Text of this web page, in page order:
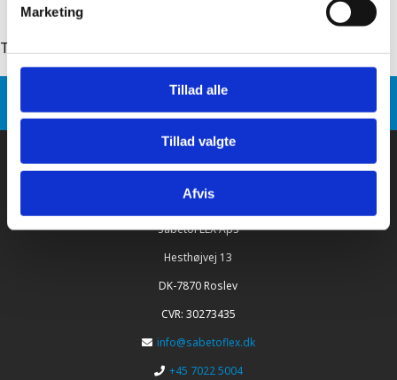
Marketing
Tillad alle
Tillad valgte
Afvis
Tilbage til: sabetoflex stål inddækning
Produkt varianter
SabetoFLEX stål inddækning Ø160 10-32°
SabetoFLEX ApS
Hesthøjvej 13
DK-7870 Roslev
CVR: 30273435
info@sabetoflex.dk
+45 7022 5004